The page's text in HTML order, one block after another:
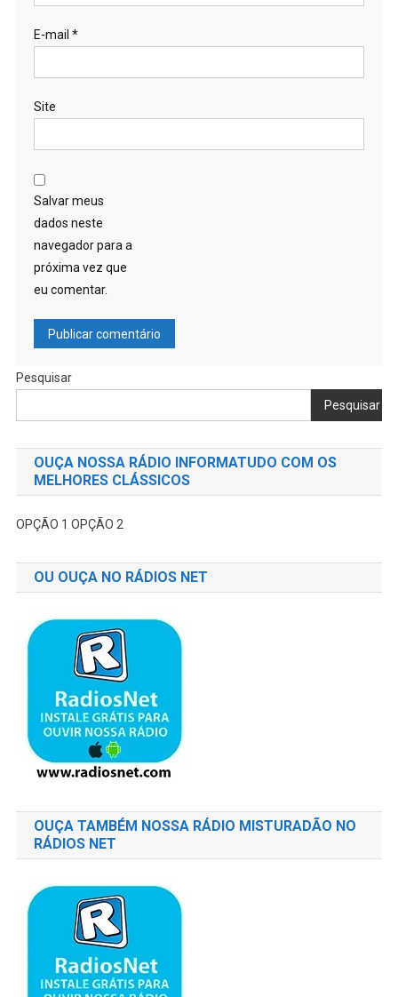
E-mail *
Site
Salvar meus
dados neste
navegador para a
próxima vez que
eu comentar.
Pesquisar
Pesquisar
OUÇA NOSSA RÁDIO INFORMATUDO COM OS
MELHORES CLÁSSICOS
OPÇÃO 1 OPÇÃO 2
OU OUÇA NO RÁDIOS NET
OUÇA TAMBÉM NOSSA RÁDIO MISTURADÃO NO
RÁDIOS NET